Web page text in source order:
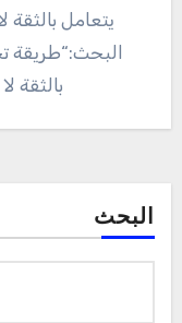
يتعامل
البحث:“طريقة
بالثقة
البحث